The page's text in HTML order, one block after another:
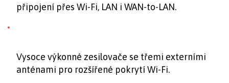
připojení přes Wi-Fi, LAN i WAN-to-LAN.
Vysoce výkonné zesilovače se třemi externími
anténami pro rozšířené pokrytí Wi-Fi.